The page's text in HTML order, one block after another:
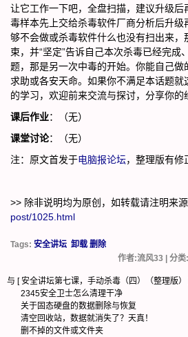
让它工作一下吧，全盘扫描，建议升级
毒样本先上交给杀毒软件厂商分析后升
够不会做或杀毒软件什么也没有扫出来
束，并“坚定”告诉自己本次杀毒已经完成
题，那是另一次中毒的开始。你能自己
求助或各安天命。如果你不满足本话题就
的学习，欢迎前来交流与探讨，分享你的
课后作业：（无）
课堂讨论：（无）
注：原文首发于电脑报论坛，整理版有修
>> 除非说明均为原创，如转载请注明来
post/1025.html
Tags: 安全讲坛 卸载 删除
作者:流风33 | 分类
与 [安全讲坛第七课，手动杀毒（四）（整理版）
2345安全卫士怎么清理干净
关于固态硬盘的数据删除与恢复
清空回收站，数据就消失了？天真！
删不掉的文件或文件夹